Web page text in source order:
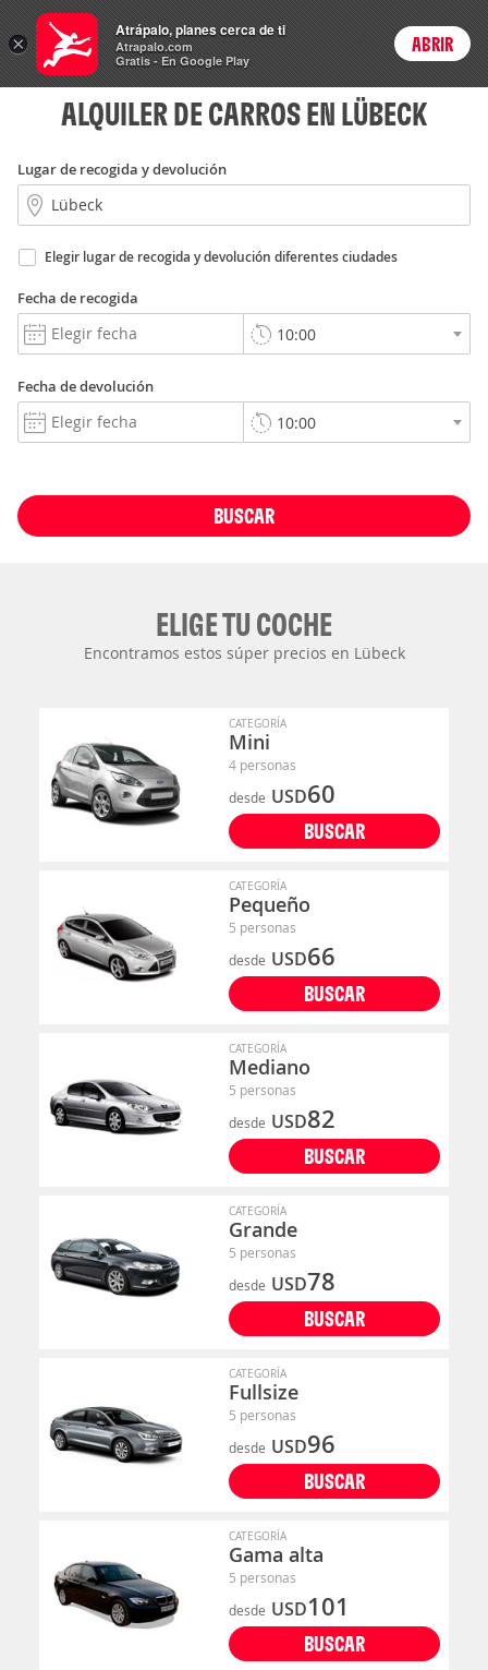
Rent
a Car Login
ALQUILER DE CARROS EN LÜBECK
Lugar de recogida y devolución
Elegir lugar de recogida y devolución diferentes ciudades
Fecha de recogida
Fecha de devolución
BUSCAR
ELIGE TU COCHE
Encontramos estos súper precios en Lübeck
CATEGORÍA
Mini
4 personas
desde USD60
BUSCAR
CATEGORÍA
Pequeño
5 personas
desde USD66
BUSCAR
CATEGORÍA
Mediano
5 personas
desde USD82
BUSCAR
CATEGORÍA
Grande
5 personas
desde USD78
BUSCAR
CATEGORÍA
Fullsize
5 personas
desde USD96
BUSCAR
CATEGORÍA
Gama alta
5 personas
desde USD101
BUSCAR
×
Atrápalo, planes cerca de ti
Atrapalo.com
Gratis - En Google Play
ABRIR